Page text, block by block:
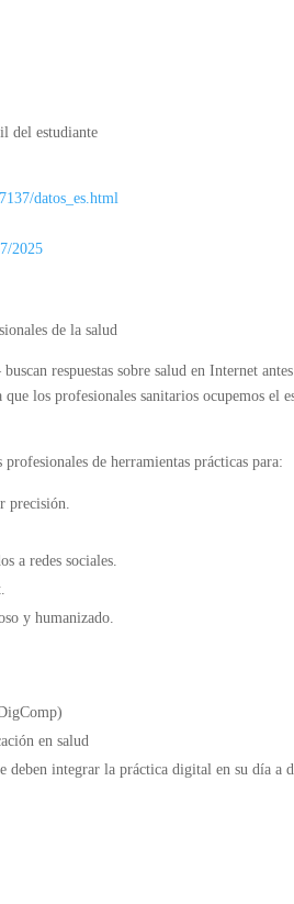
del estudiante
datos_es.html
2025
de la salud
respuestas sobre salud en Internet
los profesionales sanitarios ocupemos
de herramientas prácticas para:
precisión.
a redes sociales.
y humanizado.
en salud
deben integrar la práctica digital en su día a